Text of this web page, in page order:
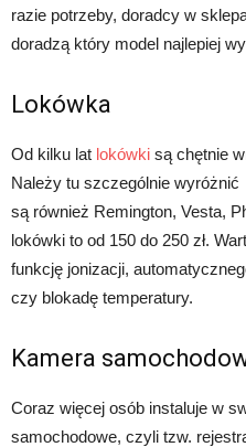
razie potrzeby, doradcy w
doradzą który model najlepiej
Lokówka
Od kilku lat lokówki są chętnie
Należy tu szczególnie wyróżnić
są również Remington, Vesta,
lokówki to od 150 do 250 zł.
funkcję jonizacji,
czy blokadę temperatury.
Kamera
Coraz więcej osób instaluje w
samochodowe, czyli tzw.